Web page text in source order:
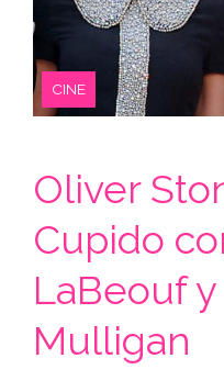
CINE
Oliver
Cupido
LaBeouf
Mulligan